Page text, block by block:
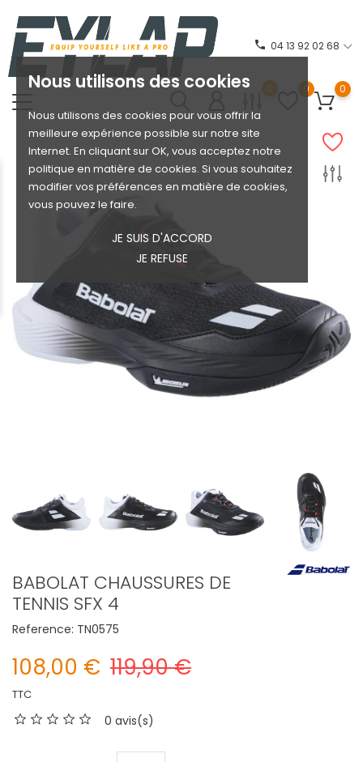
Nous utilisons des cookies
Nous utilisons des cookies pour vous offrir la
meilleure expérience possible sur notre site
Internet. En cliquant sur OK, vous acceptez notre
politique en matière de cookies. Si vous souhaitez
modifier vos préférences en matière de cookies,
vous pouvez le faire.
JE SUIS D'ACCORD
JE REFUSE
phone 04 13 92 02 68
0 0 0
BABOLAT CHAUSSURES DE
TENNIS SFX 4
Reference: TN0575
108,00 € 119,90 €
TTC
0 avis(s)